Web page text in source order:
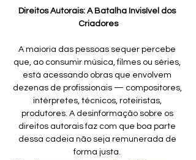
Direitos Autorais: A Batalha Invisível dos
Criadores
A maioria das pessoas sequer percebe
que, ao consumir música, filmes ou séries,
está acessando obras que envolvem
dezenas de profissionais — compositores,
intérpretes, técnicos, roteiristas,
produtores. A desinformação sobre os
direitos autorais faz com que boa parte
dessa cadeia não seja remunerada de
forma justa.